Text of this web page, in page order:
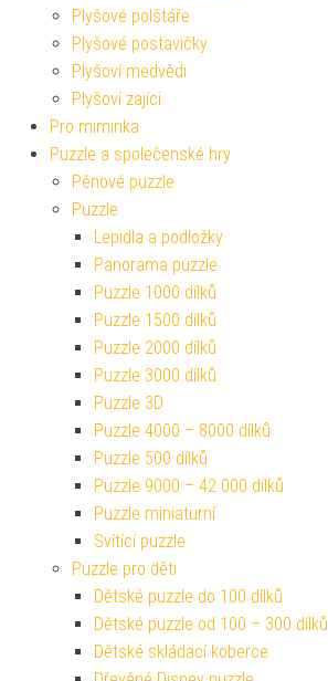
Plyšové polštáře
Plyšové postavičky
Plyšoví medvědi
Plyšoví zajíci
Pro miminka
Puzzle a společenské hry
Pěnové puzzle
Puzzle
Lepidla a podložky
Panorama puzzle
Puzzle 1000 dílků
Puzzle 1500 dílků
Puzzle 2000 dílků
Puzzle 3000 dílků
Puzzle 3D
Puzzle 4000 – 8000 dílků
Puzzle 500 dílků
Puzzle 9000 – 42 000 dílků
Puzzle miniaturní
Svítící puzzle
Puzzle pro děti
Dětské puzzle do 100 dílků
Dětské puzzle od 100 – 300 dílků
Dětské skládací koberce